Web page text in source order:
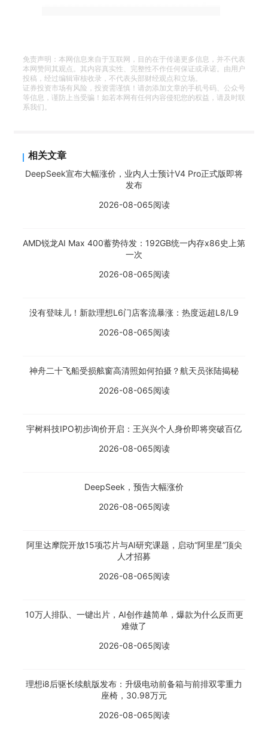
免责声明：本网信息来自于互联网，目的在于传递更多信息，并不代表
本网赞同其观点。其内容真实性、完整性不作任何保证或承诺。由用户
投稿，经过编辑审核收录，不代表头部财经观点和立场。
证券投资市场有风险，投资需谨慎！请勿添加文章的手机号码、公众号
等信息，谨防上当受骗！如若本网有任何内容侵犯您的权益，请及时联
系我们。
相关文章
DeepSeek宣布大幅涨价，业内人士预计V4 Pro正式版即将
发布
2026-08-065阅读
AMD锐龙AI Max 400蓄势待发：192GB统一内存x86史上第
一次
2026-08-065阅读
没有登味儿！新款理想L6门店客流暴涨：热度远超L8/L9
2026-08-065阅读
神舟二十飞船受损舷窗高清照如何拍摄？航天员张陆揭秘
2026-08-065阅读
宇树科技IPO初步询价开启：王兴兴个人身价即将突破百亿
2026-08-065阅读
DeepSeek，预告大幅涨价
2026-08-065阅读
阿里达摩院开放15项芯片与AI研究课题，启动“阿里星”顶尖
人才招募
2026-08-065阅读
10万人排队、一键出片，AI创作越简单，爆款为什么反而更
难做了
2026-08-065阅读
理想i8后驱长续航版发布：升级电动前备箱与前排双零重力
座椅，30.98万元
2026-08-065阅读